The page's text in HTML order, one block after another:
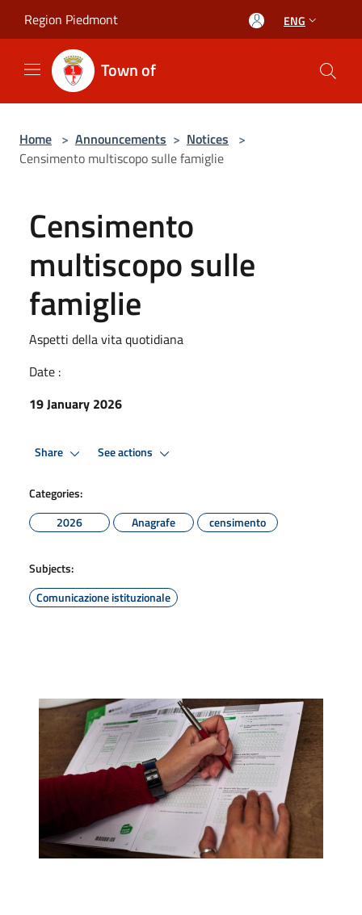
Region Piedmont ENG
Town of
Home > Announcements > Notices >
Censimento multiscopo sulle famiglie
Censimento
multiscopo sulle
famiglie
Aspetti della vita quotidiana
Date :
19 January 2026
Share See actions
Categories:
2026
Anagrafe censimento
Subjects:
Comunicazione istituzionale